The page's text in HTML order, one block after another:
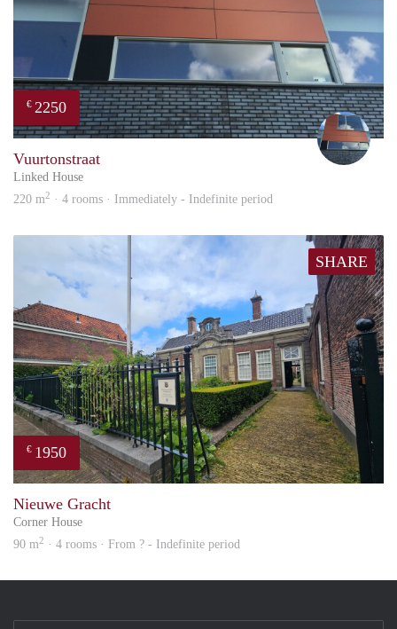
€ 2250
Vuurtonstraat
Linked House
220 m2 · 4 rooms · Immediately - Indefinite period
SHARE
€ 1950
Nieuwe Gracht
Corner House
90 m2 · 4 rooms · From ? - Indefinite period